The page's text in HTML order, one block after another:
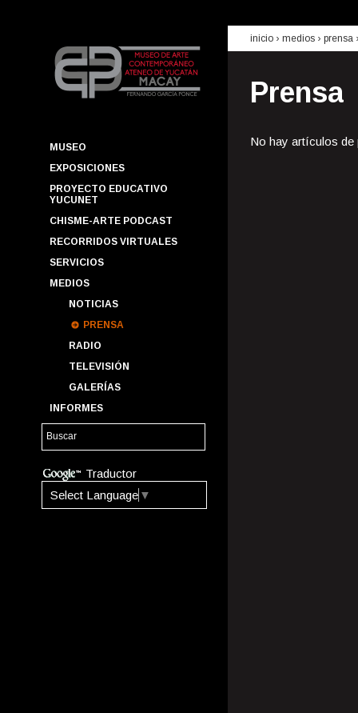
MUSEO
EXPOSICIONES
PROYECTO EDUCATIVO
YUCUNET
CHISME-ARTE PODCAST
RECORRIDOS VIRTUALES
SERVICIOS
MEDIOS
NOTICIAS
PRENSA
RADIO
TELEVISIÓN
GALERÍAS
INFORMES
Traductor
Select Language ▼
inicio › medios › prensa
Prensa
No hay artículos de